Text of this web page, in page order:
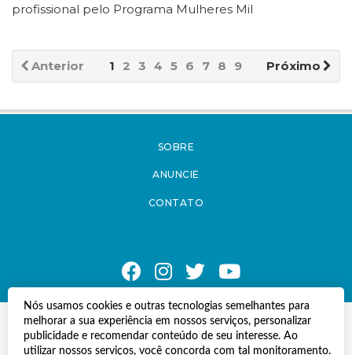
Nós usamos cookies e outras tecnologias semelhantes para
melhorar a sua experiência em nossos serviços, personalizar
publicidade e recomendar conteúdo de seu interesse. Ao
utilizar nossos serviços, você concorda com tal monitoramento.
profissional pelo Programa Mulheres Mil
Anterior Próximo
1 2 3 4 5 6 7 8 9
SOBRE
ANUNCIE
CONTATO
© Copyright 2021 A Notícia do Caparaó.
Todos os direitos reservados.